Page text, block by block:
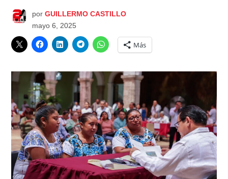
por GUILLERMO CASTILLO
mayo 6, 2025
Más